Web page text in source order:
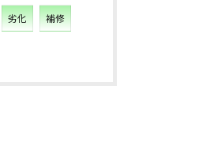
劣化 補修